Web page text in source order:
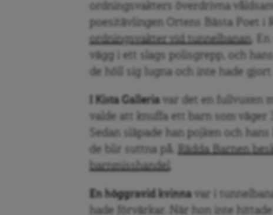
ordningsvakters överdrivna
poesitävlingen Ortens Bästa Poet i
ordningsvakter vid tunnelbanan.
vägg i ett slags polisgrepp, och
de höll sig lugna och inte hade gjort
I Kista Galleria var det en fullvuxen
valde att knuffa ett barn som
Sedan släpade han pojken och
de blir suttna på.
Rädda Barnen
barnmisshandel
En höggravid kvinna var i
hade förvärkar. När hon inte